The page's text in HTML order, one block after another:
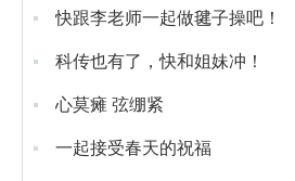
快跟李老师一起做毽子操吧！
科传也有了，快和姐妹冲！
心莫瘫 弦绷紧
一起接受春天的祝福